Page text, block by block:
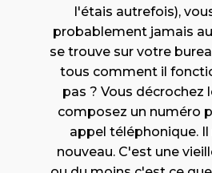
l'étais autrefois),
probablement jamais
se trouve sur votre
tous comment il
pas ? Vous décrochez
composez un numéro
appel téléphonique. Il
nouveau. C'est une